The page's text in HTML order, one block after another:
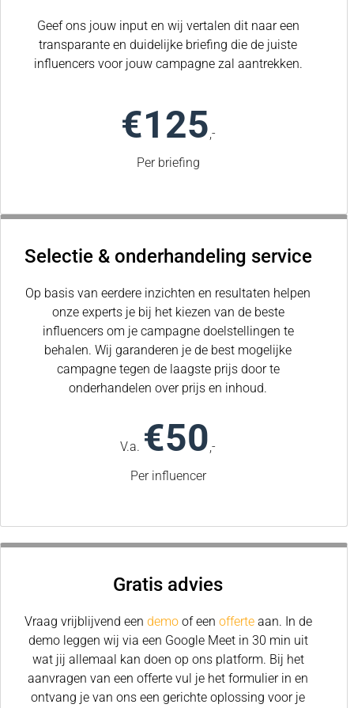
Geef ons jouw input en wij vertalen dit naar een
transparante en duidelijke briefing die de juiste
influencers voor jouw campagne zal aantrekken.
€125,-
Per briefing
Selectie & onderhandeling service
Op basis van eerdere inzichten en resultaten helpen
onze experts je bij het kiezen van de beste
influencers om je campagne doelstellingen te
behalen. Wij garanderen je de best mogelijke
campagne tegen de laagste prijs door te
onderhandelen over prijs en inhoud.
V.a. €50,-
Per influencer
Gratis advies
Vraag vrijblijvend een demoof een offerteaan. In de
demo leggen wij via een Google Meet in 30 min uit
wat jij allemaal kan doen op ons platform. Bij het
aanvragen van een offerte vul je het formulier in en
ontvang je van ons een gerichte oplossing voor je